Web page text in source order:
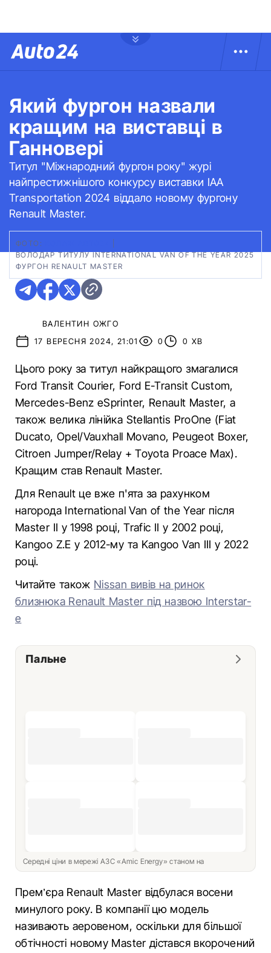
Який фургон назвали
кращим на виставці в
Ганновері
Титул "Міжнародний фургон року" журі
найпрестижнішого конкурсу виставки IAA
Transportation 2024 віддало новому фургону
Renault Master.
ФОТО:
ВОЛОДАР ТИТУЛУ INTERNATIONAL VAN OF THE YEAR 2025
ФУРГОН RENAULT MASTER
ВАЛЕНТИН ОЖГО
17 ВЕРЕСНЯ 2024, 21:01
0 0 ХВ
Цього року за титул найкращого змагалися
Ford Transit Courier, Ford E-Transit Custom,
Mercedes-Benz eSprinter, Renault Master, а
також велика лінійка Stellantis ProOne (Fiat
Ducato, Opel/Vauxhall Movano, Peugeot Boxer,
Citroen Jumper/Relay + Toyota Proace Max).
Кращим став Renault Master.
Для Renault це вже п'ята за рахунком
нагорода International Van of the Year після
Master II у 1998 році, Trafic II у 2002 році,
Kangoo Z.E у 2012-му та Kangoo Van III у 2022
році.
Читайте також Nissan вивів на ринок
близнюка Renault Master під назвою Interstar-
е
Пальне
Середні ціни в мережі АЗС «Amic Energy» станом на
Прем’єра Renault Master відбулася восени
минулого року. В компанії цю модель
називають аеровеном, оскільки для більшої
обтічності новому Master дістався вкорочений